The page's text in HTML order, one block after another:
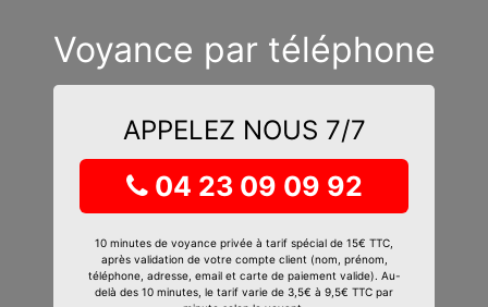
Voyance par téléphone
APPELEZ NOUS 7/7
04 23 09 09 92
10 minutes de voyance privée à tarif spécial de 15€ TTC,
après validation de votre compte client (nom, prénom,
téléphone, adresse, email et carte de paiement valide). Au-
delà des 10 minutes, le tarif varie de 3,5€ à 9,5€ TTC par